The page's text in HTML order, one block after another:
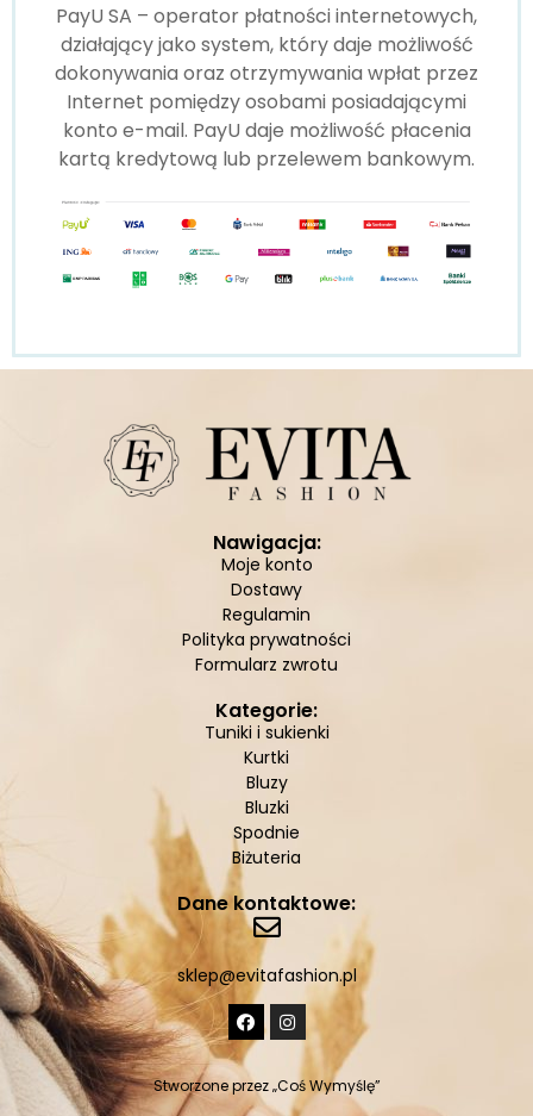
PayU SA – operator płatności internetowych,
działający jako system, który daje możliwość
dokonywania oraz otrzymywania wpłat przez
Internet pomiędzy osobami posiadającymi
konto e-mail. PayU daje możliwość płacenia
kartą kredytową lub przelewem bankowym.
Nawigacja:
Moje konto
Dostawy
Regulamin
Polityka prywatności
Formularz zwrotu
Kategorie:
Tuniki i sukienki
Kurtki
Bluzy
Bluzki
Spodnie
Biżuteria
Dane kontaktowe:
sklep@evitafashion.pl
Stworzone przez„Coś Wymyślę”